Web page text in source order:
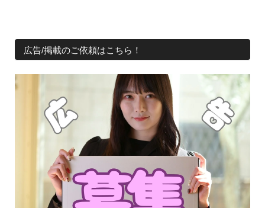
広告/掲載のご依頼はこちら！